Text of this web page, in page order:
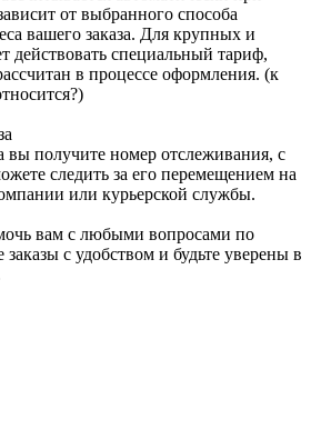
от выбранного способа
вашего заказа. Для крупных и
действовать специальный тариф,
в процессе оформления. (к
вы получите номер отслеживания, с
следить за его перемещением на
или курьерской службы.
вам с любыми вопросами по
с удобством и будьте уверены в